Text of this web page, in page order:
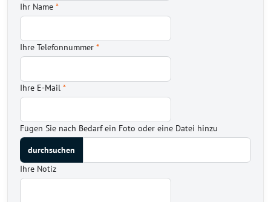
Ihr Name *
Ihre Telefonnummer *
Ihre E-Mail *
Fügen Sie nach Bedarf ein Foto oder eine Datei hinzu
Ihre Notiz